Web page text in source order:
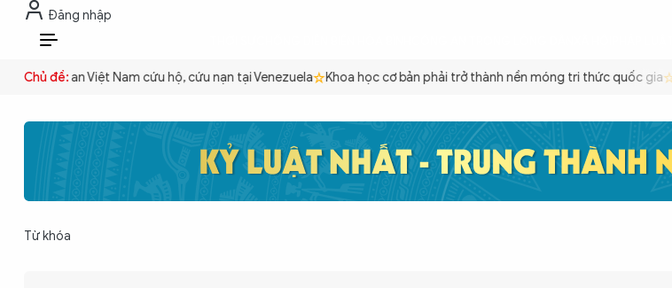
Đăng nhập
VI
CHỐNG DIỄN BIẾN HÒA BÌNH
CÔNG AN TRONG LÒNG DÂN
Chủ đề:
Công an Việt Nam cứu hộ, cứu nạn tại Venezuela Khoa học cơ bản phải trở thành nền móng tri thức quốc gia
Từ khóa